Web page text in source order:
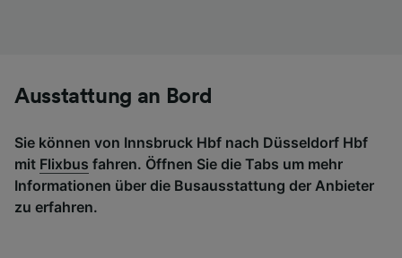
Ausstattung an Bord
Sie können von Innsbruck Hbf nach Düsseldorf Hbf
mit Flixbus fahren. Öffnen Sie die Tabs um mehr
Informationen über die Busausstattung der Anbieter
zu erfahren.